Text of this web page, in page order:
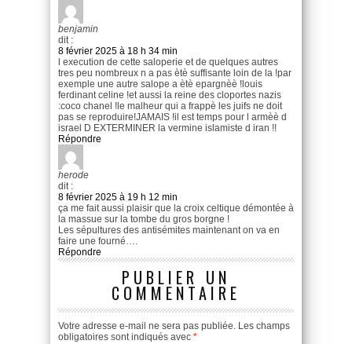
benjamin
dit :
8 février 2025 à 18 h 34 min
l execution de cette saloperie et de quelques autres
tres peu nombreux n a pas ètè suffisante loin de la !par
exemple une autre salope a ètè epargnèè !louis
ferdinant celine !et aussi la reine des cloportes nazis
:coco chanel !le malheur qui a frappè les juifs ne doit
pas se reproduire!JAMAIS !il est temps pour l armèè d
israel D EXTERMINER la vermine islamiste d iran !!
Répondre
herode
dit :
8 février 2025 à 19 h 12 min
ça me fait aussi plaisir que la croix celtique démontée à
la massue sur la tombe du gros borgne !
Les sépultures des antisémites maintenant on va en
faire une fourné….
Répondre
PUBLIER UN
COMMENTAIRE
Votre adresse e-mail ne sera pas publiée. Les champs
obligatoires sont indiqués avec *